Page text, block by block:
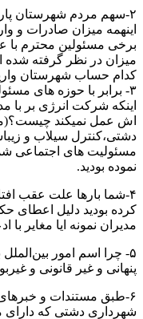
۲-سهم مردم شهرستان
اینهمه میزان صادرات و
برخی مسئولین محترم با
میزان در نظر گرفته
کدام حساب شهرستان
۳- برابر با حوزه های
اینکه شرکت انرژی بر با
اش عمل نمیکند
دشتی،کنترل سیلاب و
مسئولیت های اجتماعی
نموده بودید.
۴-شما بارها علت عقب
کرده بودید دلیل اعطای
مدیران نمونه ایا مغایر
۵- چرا اسم امور
پنهانی و غیر قانونی و
۶-طبق مستندات و
شهرداری دشتی که دارای